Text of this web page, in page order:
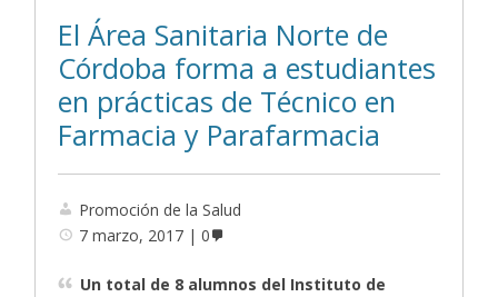
El Área Sanitaria Norte de
Córdoba forma a estudiantes
en prácticas de Técnico en
Farmacia y Parafarmacia
Promoción de la Salud
7 marzo, 2017
0
Un total de 8 alumnos del Instituto de